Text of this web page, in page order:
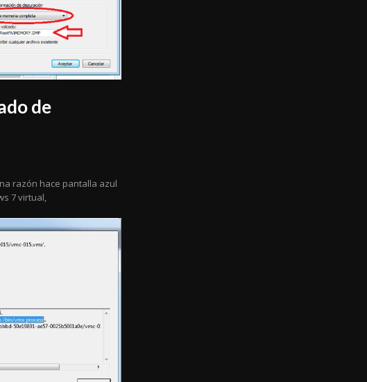
de
razón hace pantalla azul
7 virtual,